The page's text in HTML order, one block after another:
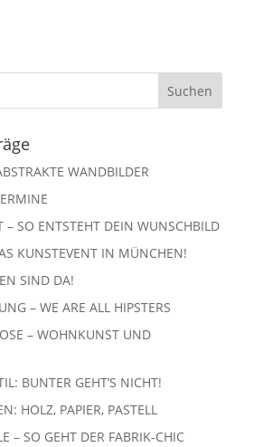
WANDBILDER
– SO ENTSTEHT DEIN WUNSCHBILD
KUNSTEVENT IN MÜNCHEN!
SIND DA!
– WE ARE ALL HIPSTERS
– WOHNKUNST UND
BUNTER GEHT’S NICHT!
HOLZ, PAPIER, PASTELL
– SO GEHT DER FABRIK-CHIC